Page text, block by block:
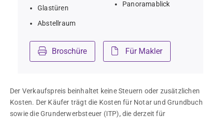
Elektrische Rolläden
Beisammensein
Golfbuggy-Parkplatz
Gelegen in einer sicheren, wachsenden Gemeinschaft in
Glastüren
Abstellraum
Panoramablick
Broschüre Für Makler
Der Verkaufspreis beinhaltet keine Steuern oder zusätzlichen
Kosten. Der Käufer trägt die Kosten für Notar und Grundbuch
sowie die Grunderwerbsteuer (ITP), die derzeit für